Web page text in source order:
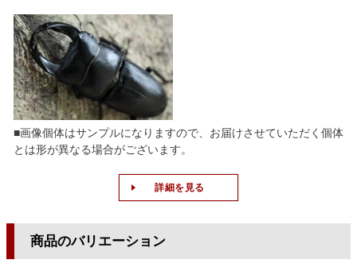
■画像個体はサンプルになりますので、お届けさせていただく個体
とは形が異なる場合がございます。
詳細を見る
商品のバリエーション